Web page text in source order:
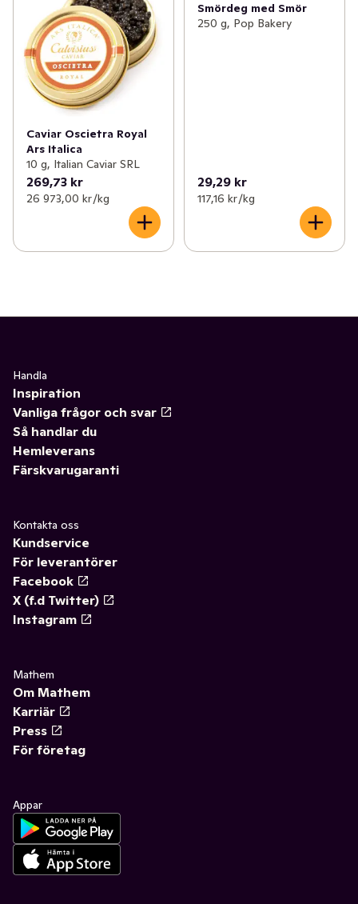
Caviar Oscietra Royal
Ars Italica
10 g, Italian Caviar SRL
269,73 kr
26 973,00 kr /kg
Smördeg med Smör
250 g, Pop Bakery
29,29 kr
117,16 kr /kg
Handla
Inspiration
Vanliga frågor och svar
Så handlar du
Hemleverans
Färskvarugaranti
Kontakta oss
Kundservice
För leverantörer
Facebook
X (f.d Twitter)
Instagram
Mathem
Om Mathem
Karriär
Press
För företag
Appar